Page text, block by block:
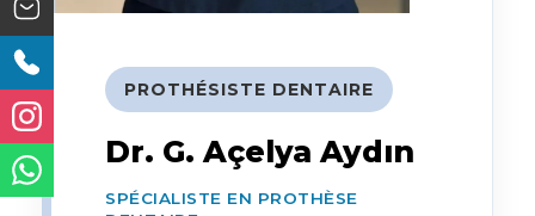
PROTHÉSISTE DENTAIRE
Dr. G. Açelya Aydın
SPÉCIALISTE EN PROTHÈSE